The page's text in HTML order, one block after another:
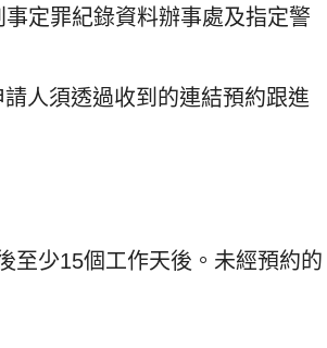
定罪紀錄資料辦事處及指定警
人須透過收到的連結預約跟進
至少15個工作天後。未經預約的